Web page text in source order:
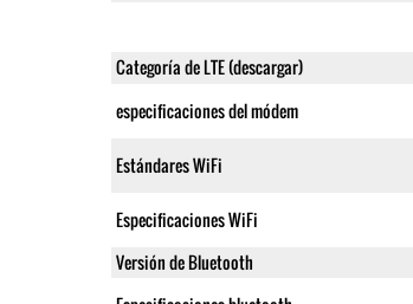
Categoría de LTE (descargar)
especificaciones del módem
Estándares WiFi
Especificaciones WiFi
Versión de Bluetooth